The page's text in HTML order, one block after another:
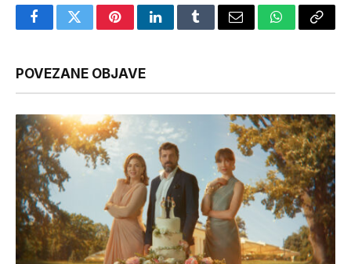
FacebookTwitterPinterestLinkedInTumblrEmail WhatsApp
Copy
POVEZANE OBJAVE